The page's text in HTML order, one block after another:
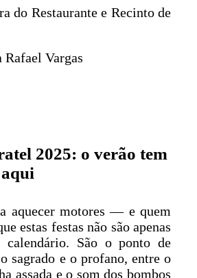
do Restaurante e Recinto de
Vargas
2025: o verão tem
aquecer motores — e quem
estas festas não são apenas
calendário. São o ponto de
sagrado e o profano, entre o
assada e o som dos bombos